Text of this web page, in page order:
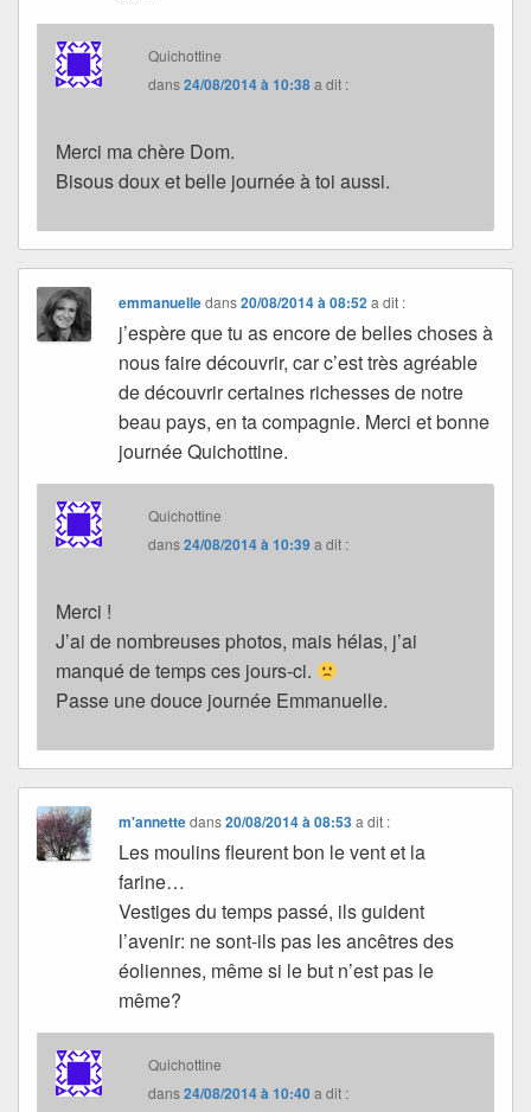
Quichottine
dans24/08/2014 à 10:38a dit :
Merci ma chère Dom.
Bisous doux et belle journée à toi aussi.
emmanuelledans20/08/2014 à 08:52 a dit :
j’espère que tu as encore de belles choses à
nous faire découvrir, car c’est très agréable
de découvrir certaines richesses de notre
beau pays, en ta compagnie. Merci et bonne
journée Quichottine.
Quichottine
dans24/08/2014 à 10:39a dit :
Merci !
J’ai de nombreuses photos, mais hélas, j’ai
manqué de temps ces jours-ci.
Passe une douce journée Emmanuelle.
m'annettedans20/08/2014 à 08:53 a dit :
Les moulins fleurent bon le vent et la
farine…
Vestiges du temps passé, ils guident
l’avenir: ne sont-ils pas les ancêtres des
éoliennes, même si le but n’est pas le
même?
Quichottine
dans24/08/2014 à 10:40a dit :